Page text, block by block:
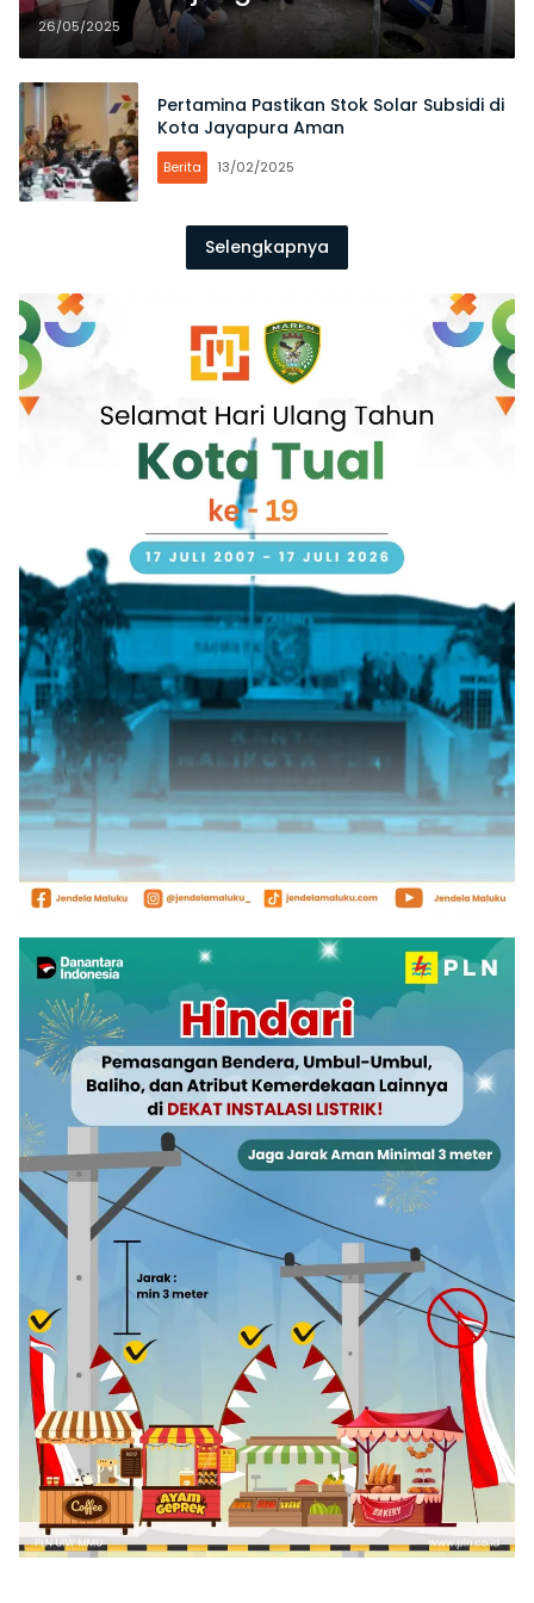
Poltekkes Kemenkes Maluku
26/05/2025
Pertamina Pastikan Stok Solar Subsidi di
Kota Jayapura Aman
Berita 13/02/2025
Selengkapnya